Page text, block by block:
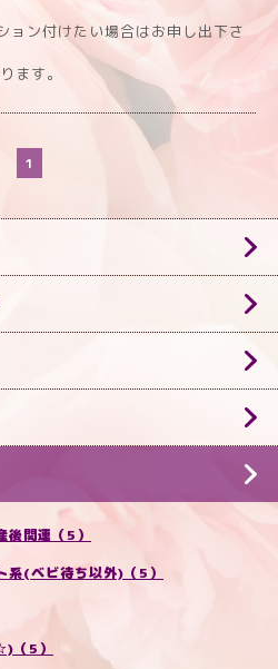
ョン付けたい場合はお申し出下さ
ます。
1
後関連（5）
系(ベビ待ち以外)（5）
（5）